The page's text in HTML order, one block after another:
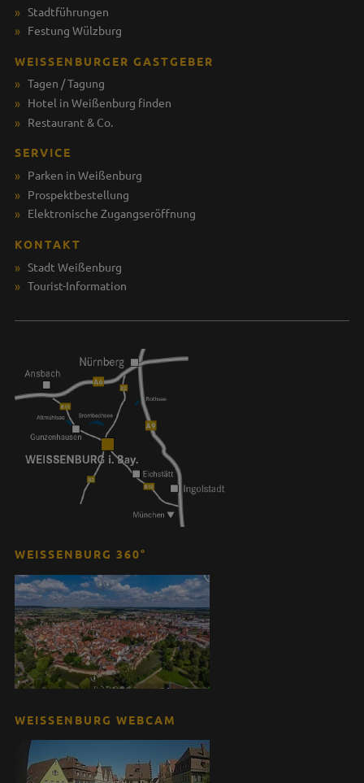
Stadtführungen
Festung Wülzburg
WEISSENBURGER GASTGEBER
Tagen / Tagung
Hotel in Weißenburg finden
Restaurant & Co.
SERVICE
Parken in Weißenburg
Prospektbestellung
Elektronische Zugangseröffnung
KONTAKT
Stadt Weißenburg
Tourist-Information
WEISSENBURG 360°
WEISSENBURG WEBCAM